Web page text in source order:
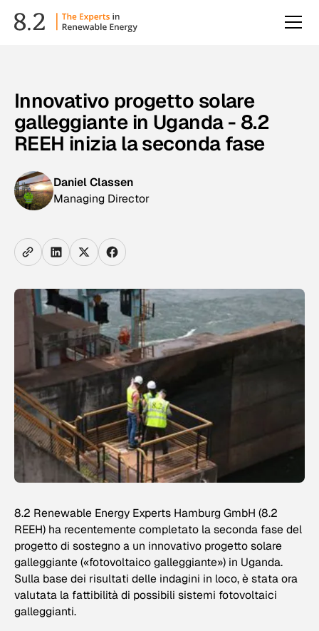
Innovativo progetto solare
galleggiante in Uganda - 8.2
REEH inizia la seconda fase
Daniel Classen
Managing Director
8.2 Renewable Energy Experts Hamburg GmbH (8.2
REEH) ha recentemente completato la seconda fase del
progetto di sostegno a un innovativo progetto solare
galleggiante («fotovoltaico galleggiante») in Uganda.
Sulla base dei risultati delle indagini in loco, è stata ora
valutata la fattibilità di possibili sistemi fotovoltaici
galleggianti.